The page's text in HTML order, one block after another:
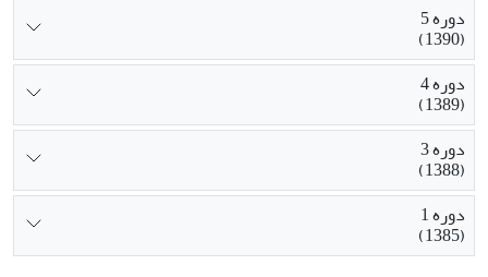
دوره 5
(1390)
دوره 4
(1389)
دوره 3
(1388)
دوره 1
(1385)